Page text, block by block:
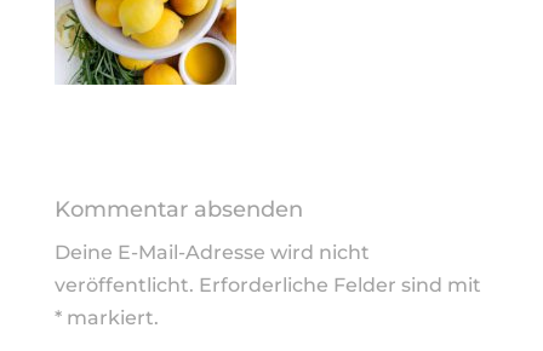
Kommentar absenden
Deine E-Mail-Adresse wird nicht
veröffentlicht. Erforderliche Felder sind mit
*markiert.